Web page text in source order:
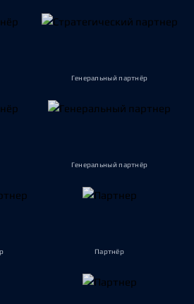
Генеральный партнёр
Генеральный партнёр
Партнёр